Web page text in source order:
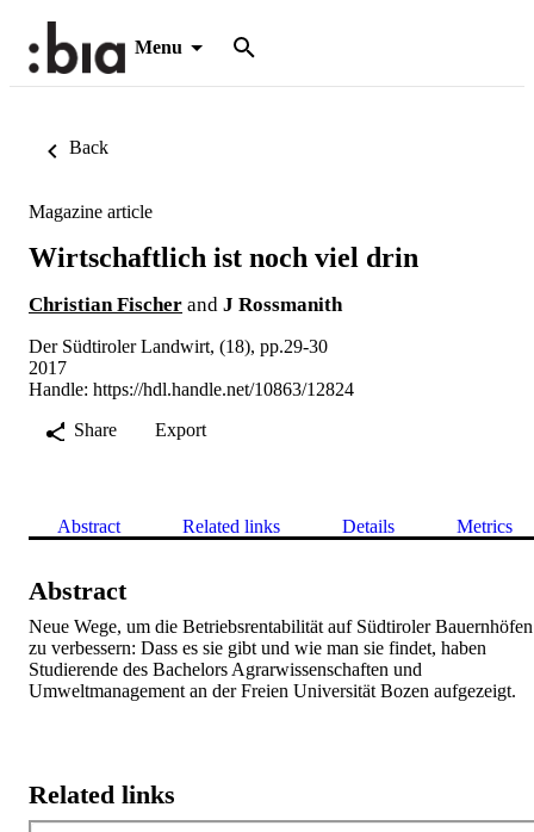
Menu
Back
Magazine article
Wirtschaftlich ist noch viel drin
Christian Fischer and J Rossmanith
Der Südtiroler Landwirt, (18), pp.29-30
2017
Handle: https://hdl.handle.net/10863/12824
Share
Export
Abstract Related links Details Metrics
Abstract
Neue Wege, um die Betriebsrentabilität auf Südtiroler Bauernhöfen
zu verbessern: Dass es sie gibt und wie man sie findet, haben
Studierende des Bachelors Agrarwissenschaften und
Umweltmanagement an der Freien Universität Bozen aufgezeigt.
Related links